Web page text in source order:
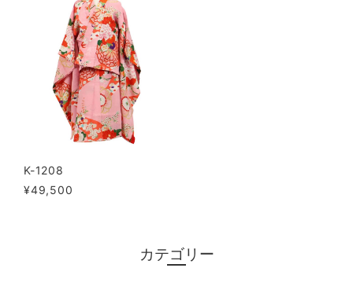
K-1208
¥49,500
カテゴリー